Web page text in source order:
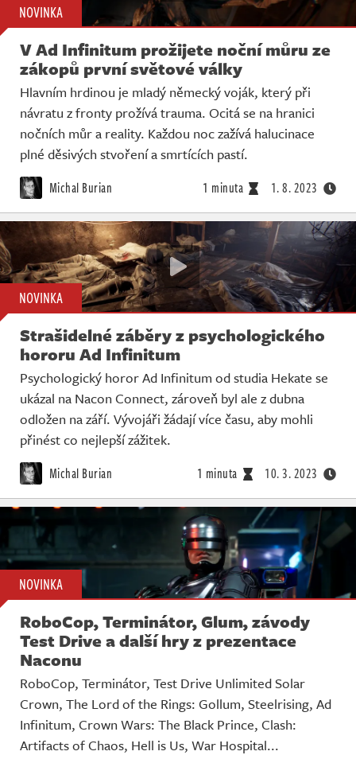
NOVINKA
V Ad Infinitum prožijete noční můru ze
zákopů první světové války
Hlavním hrdinou je mladý německý voják, který při
návratu z fronty prožívá trauma. Ocitá se na hranici
nočních můr a reality. Každou noc zažívá halucinace
plné děsivých stvoření a smrtících pastí.
Michal Burian 1 minuta 1. 8. 2023
NOVINKA
Strašidelné záběry z psychologického
hororu Ad Infinitum
Psychologický horor Ad Infinitum od studia Hekate se
ukázal na Nacon Connect, zároveň byl ale z dubna
odložen na září. Vývojáři žádají více času, aby mohli
přinést co nejlepší zážitek.
Michal Burian 1 minuta 10. 3. 2023
NOVINKA
RoboCop, Terminátor, Glum, závody
Test Drive a další hry z prezentace
Naconu
RoboCop, Terminátor, Test Drive Unlimited Solar
Crown, The Lord of the Rings: Gollum, Steelrising, Ad
Infinitum, Crown Wars: The Black Prince, Clash:
Artifacts of Chaos, Hell is Us, War Hospital...